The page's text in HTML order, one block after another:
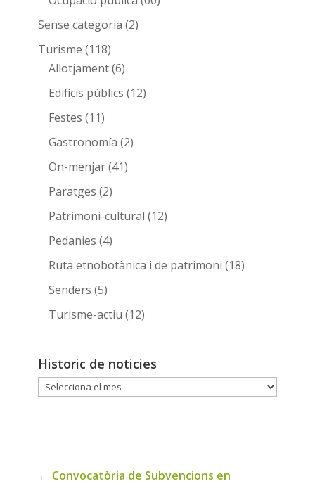
Sense categoria (2)
Turisme (118)
Allotjament(6)
Edificis públics (12)
Festes (11)
Gastronomía (2)
On-menjar(41)
Paratges (2)
Patrimoni-cultural (12)
Pedanies (4)
Ruta etnobotànica i de patrimoni (18)
Senders (5)
Turisme-actiu (12)
Historic de noticies
Historic
← Convocatòria de Subvencions en